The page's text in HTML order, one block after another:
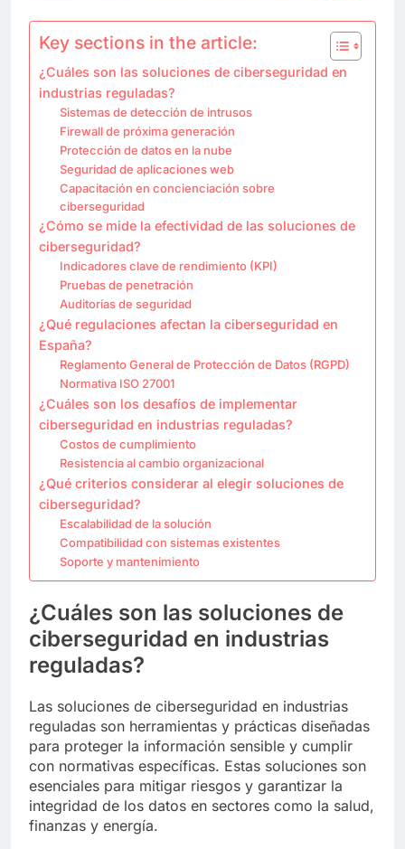
Key sections in the article:
¿Cuáles son las soluciones de ciberseguridad en
industrias reguladas?
Sistemas de detección de intrusos
Firewall de próxima generación
Protección de datos en la nube
Seguridad de aplicaciones web
Capacitación en concienciación sobre
ciberseguridad
¿Cómo se mide la efectividad de las soluciones de
ciberseguridad?
Indicadores clave de rendimiento (KPI)
Pruebas de penetración
Auditorías de seguridad
¿Qué regulaciones afectan la ciberseguridad en
España?
Reglamento General de Protección de Datos (RGPD)
Normativa ISO 27001
¿Cuáles son los desafíos de implementar
ciberseguridad en industrias reguladas?
Costos de cumplimiento
Resistencia al cambio organizacional
¿Qué criterios considerar al elegir soluciones de
ciberseguridad?
Escalabilidad de la solución
Compatibilidad con sistemas existentes
Soporte y mantenimiento
¿Cuáles son las soluciones de
ciberseguridad en industrias
reguladas?
Las soluciones de ciberseguridad en industrias
reguladas son herramientas y prácticas diseñadas
para proteger la información sensible y cumplir
con normativas específicas. Estas soluciones son
esenciales para mitigar riesgos y garantizar la
integridad de los datos en sectores como la salud,
finanzas y energía.